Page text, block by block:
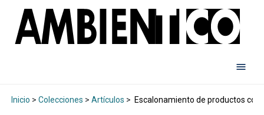
Inicio > Colecciones > Artículos > Escalonamiento de productos